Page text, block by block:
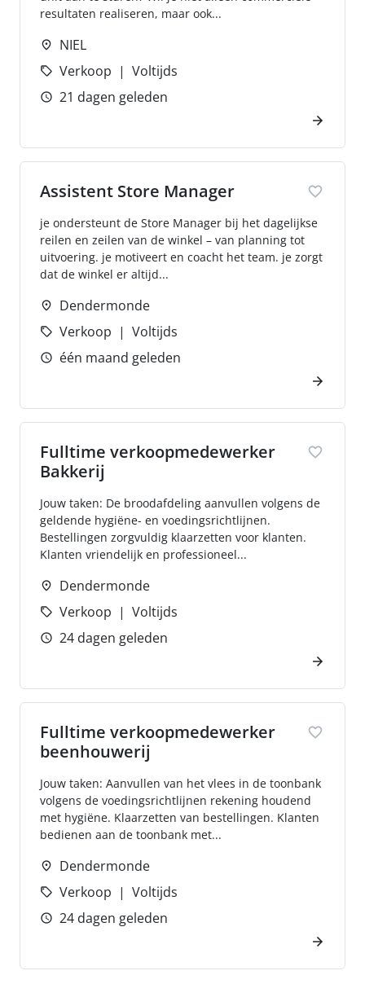
resultaten realiseren, maar ook...
NIEL
Verkoop
Voltijds
21 dagen geleden
Assistent Store Manager
je ondersteunt de Store Manager bij het dagelijkse
reilen en zeilen van de winkel – van planning tot
uitvoering. je motiveert en coacht het team. je zorgt
dat de winkel er altijd...
Dendermonde
Verkoop
Voltijds
één maand geleden
Fulltime verkoopmedewerker
Bakkerij
Jouw taken: De broodafdeling aanvullen volgens de
geldende hygiëne- en voedingsrichtlijnen.
Bestellingen zorgvuldig klaarzetten voor klanten.
Klanten vriendelijk en professioneel...
Dendermonde
Verkoop
Voltijds
24 dagen geleden
Fulltime verkoopmedewerker
beenhouwerij
Jouw taken: Aanvullen van het vlees in de toonbank
volgens de voedingsrichtlijnen rekening houdend
met hygiëne. Klaarzetten van bestellingen. Klanten
bedienen aan de toonbank met...
Dendermonde
Verkoop
Voltijds
24 dagen geleden